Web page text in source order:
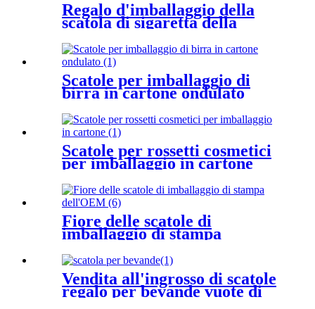
Regalo d'imballaggio della
scatola di sigaretta della
Scatole per imballaggio di
birra in cartone ondulato
Scatole per rossetti cosmetici
per imballaggio in cartone
Fiore delle scatole di
imballaggio di stampa
dell'OEM
Vendita all'ingrosso di scatole
regalo per bevande vuote di
lusso